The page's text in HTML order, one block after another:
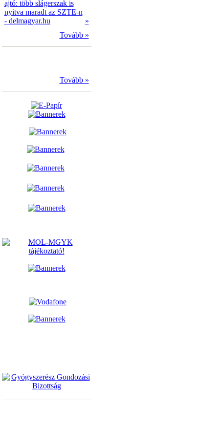
ajtó: több slágerszak is
nyitva maradt az SZTE-n
- delmagyar.hu
»
Tovább »
Tovább »